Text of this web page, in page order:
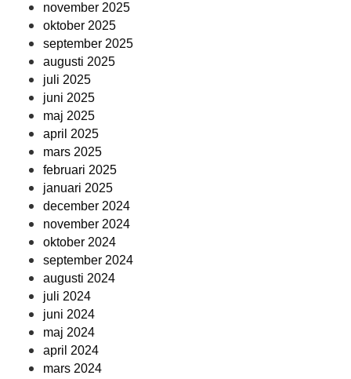
november 2025
oktober 2025
september 2025
augusti 2025
juli 2025
juni 2025
maj 2025
april 2025
mars 2025
februari 2025
januari 2025
december 2024
november 2024
oktober 2024
september 2024
augusti 2024
juli 2024
juni 2024
maj 2024
april 2024
mars 2024